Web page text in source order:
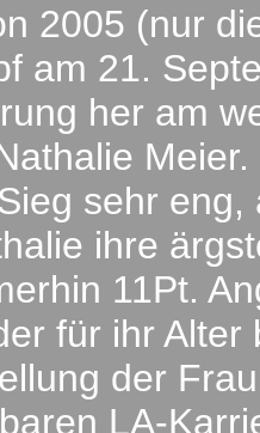
2005 (nur
am 21.
her am
sehr
ihre
11Pt.
für ihr
der
LA-